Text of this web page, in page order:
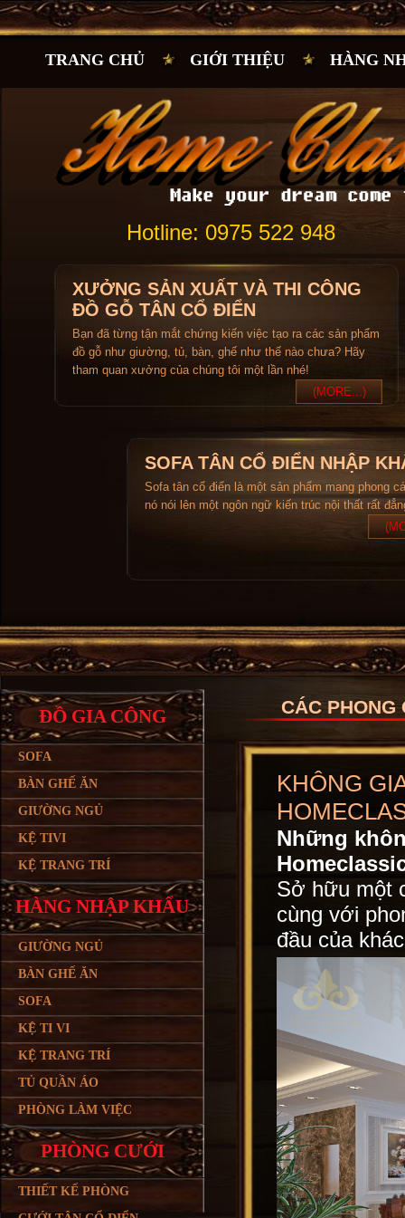
TRANG CHỦ GIỚI THIỆU HÀNG
Hotline: 0975 522 948
XƯỞNG SẢN XUẤT VÀ THI CÔNG
ĐỒ GỖ TÂN CỔ ĐIỂN
Bạn đã từng tận mắt chứng kiến việc tạo ra các sản phẩm
đồ gỗ như giường, tủ, bàn, ghế như thế nào chưa? Hãy
tham quan xưởng của chúng tôi một lần nhé!
(MORE...)
SOFA TÂN CỔ ĐIỂN NHẬP
Sofa tân cổ điển là một sản phẩm mang phong
nó nói lên một ngôn ngữ kiến trúc nội thất rất
ĐỒ GIA CÔNG
SOFA
BÀN GHẾ ĂN
GIƯỜNG NGỦ
KỆ TIVI
KỆ TRANG TRÍ
HÀNG NHẬP KHẨU
GIƯỜNG NGỦ
BÀN GHẾ ĂN
SOFA
KỆ TI VI
KỆ TRANG TRÍ
TỦ QUẦN ÁO
PHÒNG LÀM VIỆC
PHÒNG CƯỚI
THIẾT KẾ PHÒNG
CÁC PHONG
KHÔNG
Những
Sở hữu một
cùng với
đầu của